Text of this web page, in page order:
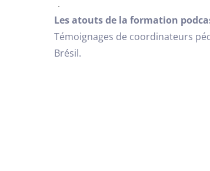
Les atouts de la formation
Témoignages de coordinateurs
Brésil.